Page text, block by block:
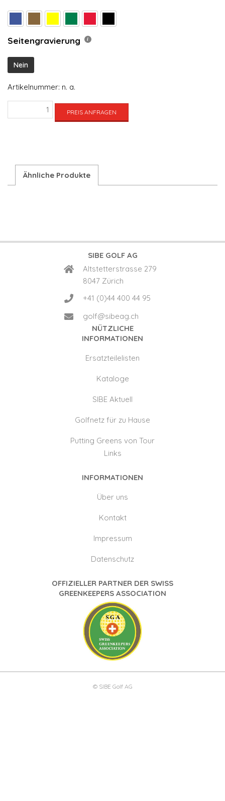
Seitengravierung
Nein
Artikelnummer: n. a.
Ballwascher
Classic
PREIS ANFRAGEN
Ähnliche Produkte
SIBE GOLF AG
Altstetterstrasse 279
8047 Zürich
+41 (0)44 400 44 95
golf@sibeag.ch
NÜTZLICHE
INFORMATIONEN
Ersatzteilelisten
Kataloge
SIBE Aktuell
Golfnetz für zu Hause
Putting Greens von Tour
Links
INFORMATIONEN
Über uns
Kontakt
Impressum
Datenschutz
OFFIZIELLER PARTNER DER SWISS
GREENKEEPERS ASSOCIATION
© SIBE Golf AG